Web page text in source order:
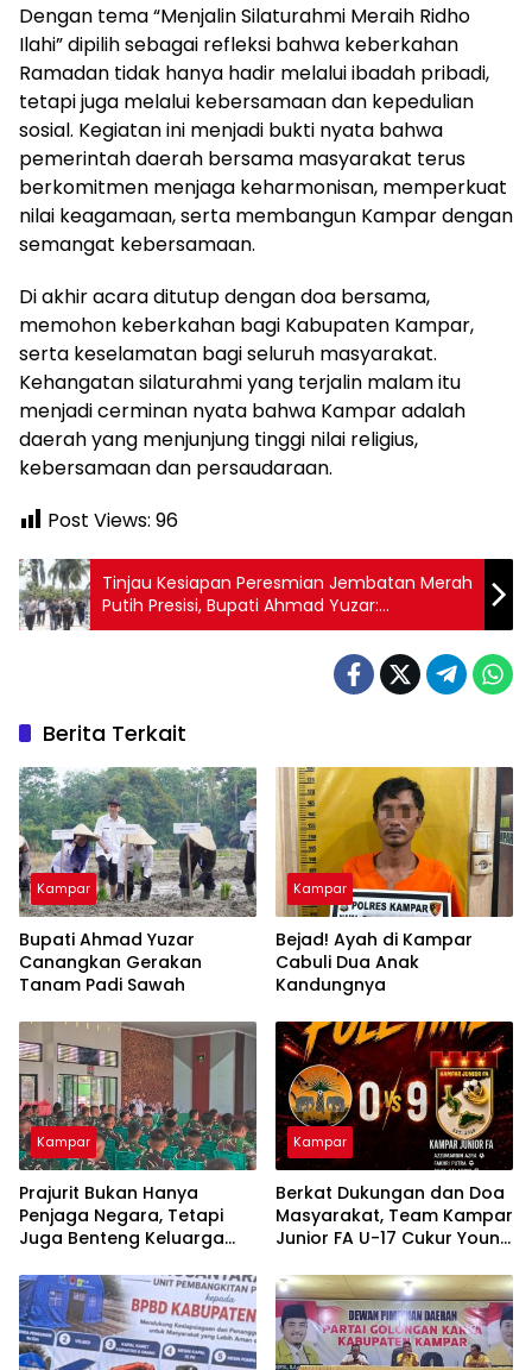
Dengan tema “Menjalin Silaturahmi Meraih Ridho
Ilahi” dipilih sebagai refleksi bahwa keberkahan
Ramadan tidak hanya hadir melalui ibadah pribadi,
tetapi juga melalui kebersamaan dan kepedulian
sosial. Kegiatan ini menjadi bukti nyata bahwa
pemerintah daerah bersama masyarakat terus
berkomitmen menjaga keharmonisan, memperkuat
nilai keagamaan, serta membangun Kampar dengan
semangat kebersamaan.
Di akhir acara ditutup dengan doa bersama,
memohon keberkahan bagi Kabupaten Kampar,
serta keselamatan bagi seluruh masyarakat.
Kehangatan silaturahmi yang terjalin malam itu
menjadi cerminan nyata bahwa Kampar adalah
daerah yang menjunjung tinggi nilai religius,
kebersamaan dan persaudaraan.
Post Views: 96
Tinjau Kesiapan Peresmian Jembatan Merah
Putih Presisi, Bupati Ahmad Yuzar:
Diharapkan Dapat Berikan Manfaat Besar
Berita Terkait
Kampar
Bupati Ahmad Yuzar
Canangkan Gerakan
Tanam Padi Sawah
Kampar
Bejad! Ayah di Kampar
Cabuli Dua Anak
Kandungnya
Kampar
Prajurit Bukan Hanya
Penjaga Negara, Tetapi
Juga Benteng Keluarga
Kampar
Berkat Dukungan dan Doa
Masyarakat, Team Kampar
Junior FA U-17 Cukur Young
Soeratin